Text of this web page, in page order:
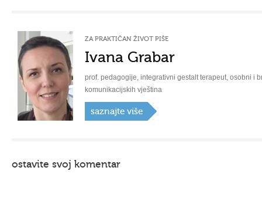
ZA PRAKTIČAN ŽIVOT PIŠE
Ivana Grabar
prof. pedagogije, integrativni gestalt terapeut, osobni i
komunikacijskih vještina
saznajte više
ostavite svoj komentar